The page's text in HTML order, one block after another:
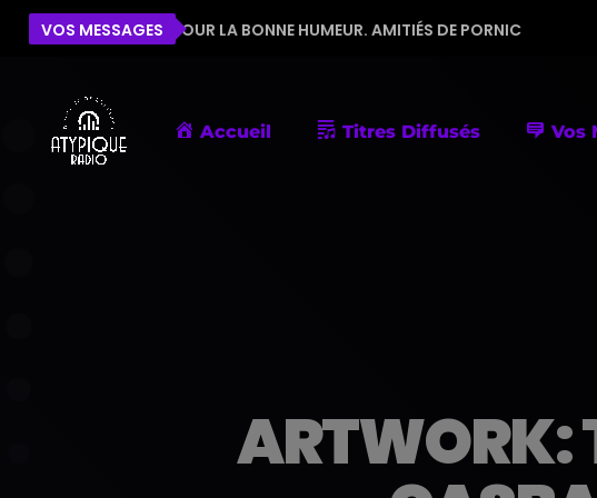
VOS MESSAGES
POUR LA BONNE HUMEUR. AMITIÉS DE PORNIC ÉLISE
Accueil Titres Diffusés Vos
ARTWORK: